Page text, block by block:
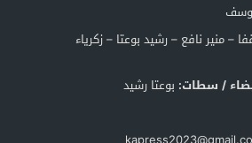
– منير نافع – رشيد بوعتا – زكرياء
/ سطات: بوعتا رشيد